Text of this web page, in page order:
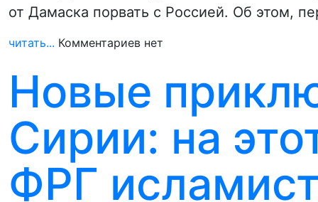
от Дамаска порвать с Россией. Об этом,
читать... Комментариев нет
Новые
Сирии: на
ФРГ